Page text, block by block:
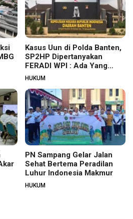
Kasus Uun di Polda Banten,
SP2HP Dipertanyakan
FERADI WPI : Ada Yang
Tidak Beres?
HUKUM
PN Sampang Gelar Jalan
Sehat Bertema Peradilan
Luhur Indonesia Makmur
HUKUM